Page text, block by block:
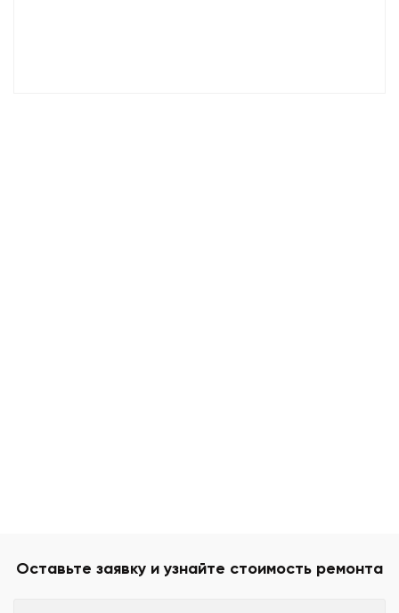
Оставьте заявку и узнайте стоимость ремонта